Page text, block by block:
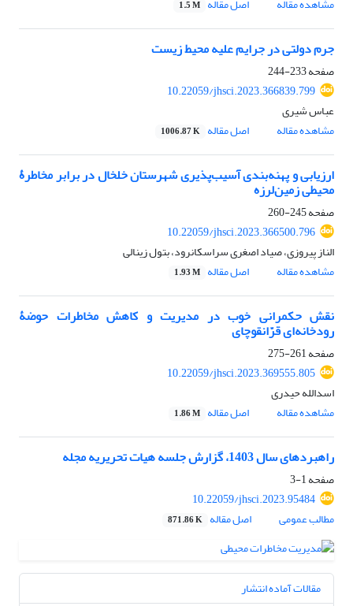
مشاهده مقاله
اصل مقاله 1.5 M
جرم دولتی در جرایم علیه محیط زیست
صفحه233-244
10.22059/jhsci.2023.366839.799
عباس شیری
مشاهده مقاله
اصل مقاله 1006.87 K
ارزیابی و پهنه‌بندی آسیب‌پذیری شهرستان خلخال در برابر مخاطرۀ
محیطی زمین‌لرزه
صفحه245-260
10.22059/jhsci.2023.366500.796
الناز پیروزی، صیاد اصغری سراسکانرود، بتول زینالی
مشاهده مقاله
اصل مقاله 1.93 M
نقش حکمرانی خوب در مدیریت و کاهش مخاطرات حوضۀ
رودخانه‌ای قرّانقوچای
صفحه261-275
10.22059/jhsci.2023.369555.805
اسدالله حیدری
مشاهده مقاله
اصل مقاله 1.86 M
راهبردهای سال 1403، گزارش جلسه هیات تحریریه مجله
صفحه1-3
10.22059/jhsci.2023.95484
مطالب عمومی
اصل مقاله 871.86 K
مقالات آماده انتشار